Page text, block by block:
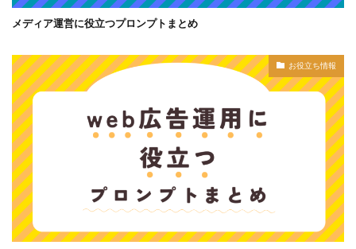
メディア運営に役立つプロンプトまとめ
お役立ち情報